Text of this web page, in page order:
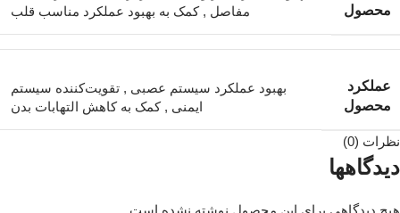
محصول
مفاصل ,کمک به بهبود عملکرد مناسب قلب
عملکرد
محصول
بهبود عملکرد سیستم عصبی , تقویت‌کننده سیستم
ایمنی ,کمک به کاهش التهابات بدن
نظرات (0)
دیدگاهها
هیچ دیدگاهی برای این محصول نوشته نشده است.